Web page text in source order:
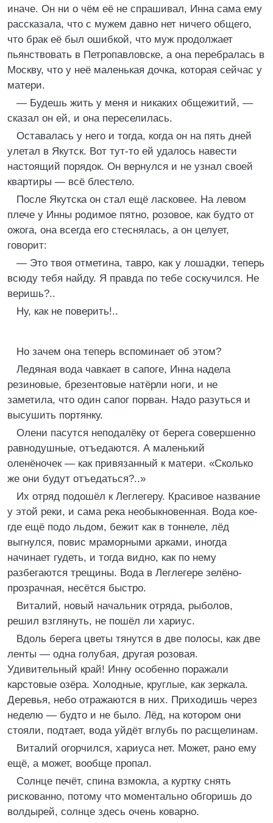
иначе. Он ни о чём её не спрашивал, Инна сама ему
рассказала, что с мужем давно нет ничего общего,
что брак её был ошибкой, что муж продолжает
пьянствовать в Петропавловске, а она перебралась в
Москву, что у неё маленькая дочка, которая сейчас у
матери.
— Будешь жить у меня и никаких общежитий, —
сказал он ей, и она переселилась.
Оставалась у него и тогда, когда он на пять дней
улетал в Якутск. Вот тут-то ей удалось навести
настоящий порядок. Он вернулся и не узнал своей
квартиры — всё блестело.
После Якутска он стал ещё ласковее. На левом
плече у Инны родимое пятно, розовое, как будто от
ожога, она всегда его стеснялась, а он целует,
говорит:
— Это твоя отметина, тавро, как у лошадки, теперь
всюду тебя найду. Я правда по тебе соскучился. Не
веришь?..
Ну, как не поверить!..
Но зачем она теперь вспоминает об этом?
Ледяная вода чавкает в сапоге, Инна надела
резиновые, брезентовые натёрли ноги, и не
заметила, что один сапог порван. Надо разуться и
высушить портянку.
Олени пасутся неподалёку от берега совершенно
равнодушные, отъедаются. А маленький
оленёночек — как привязанный к матери. «Сколько
же они будут отъедаться?..»
Их отряд подошёл к Леглегеру. Красивое название
у этой реки, и сама река необыкновенная. Вода кое-
где ещё подо льдом, бежит как в тоннеле, лёд
выгнулся, повис мраморными арками, иногда
начинает гудеть, и тогда видно, как по нему
разбегаются трещины. Вода в Леглегере зелёно-
прозрачная, несётся быстро.
Виталий, новый начальник отряда, рыболов,
решил взглянуть, не пошёл ли хариус.
Вдоль берега цветы тянутся в две полосы, как две
ленты — одна голубая, другая розовая.
Удивительный край! Инну особенно поражали
карстовые озёра. Холодные, круглые, как зеркала.
Деревья, небо отражаются в них. Приходишь через
неделю — будто и не было. Лёд, на котором они
стояли, подтает, вода уйдёт вглубь по расщелинам.
Виталий огорчился, хариуса нет. Может, рано ему
ещё, а может, вообще пропал.
Солнце печёт, спина взмокла, а куртку снять
рискованно, потому что моментально обгоришь до
волдырей, солнце здесь очень коварно.